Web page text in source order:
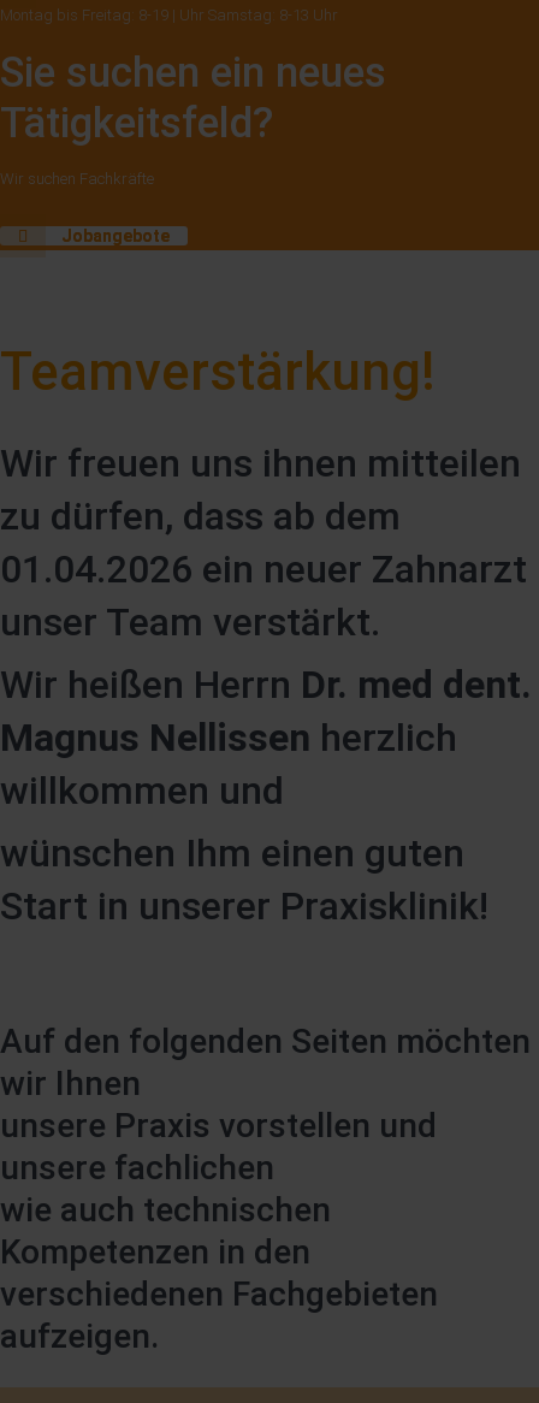
Montag bis Freitag: 8-19 | Uhr Samstag: 8-13 Uhr
Sie suchen ein neues
Tätigkeitsfeld?
Wir suchen Fachkräfte
Jobangebote
Teamverstärkung!
Wir freuen uns ihnen mitteilen
zu dürfen, dass ab dem
01.04.2026 ein neuer Zahnarzt
unser Team verstärkt.
Wir heißen Herrn Dr. med dent.
Magnus Nellissen herzlich
willkommen und
wünschen Ihm einen guten
Start in unserer Praxisklinik!
Auf den folgenden Seiten möchten
wir Ihnen
unsere Praxis vorstellen und
unsere fachlichen
wie auch technischen
Kompetenzen in den
verschiedenen Fachgebieten
aufzeigen.